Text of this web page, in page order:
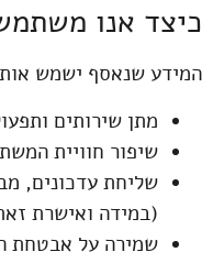
כיצד אנו
המידע שנאסף ישמש
מתן שירותים
שיפור חוויית
שליחת עדכונים,
(במידה ואישרת
שמירה על אבטחת